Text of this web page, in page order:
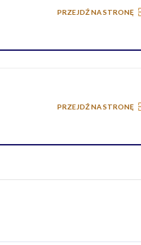
PRZEJDŹ NA STRONĘ
PRZEJDŹ NA STRONĘ